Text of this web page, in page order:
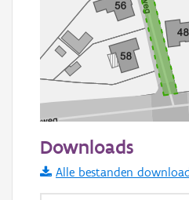
Informatie Vlaanderen
i
Downloads
Alle bestanden